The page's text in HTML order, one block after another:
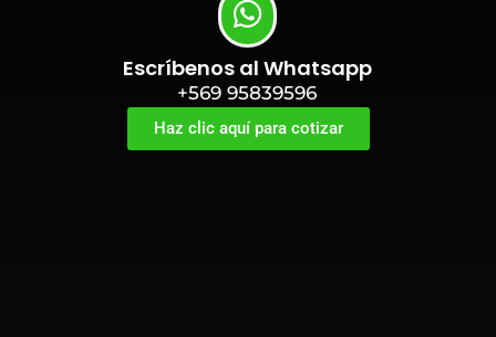
Escríbenos al Whatsapp
+569 95839596
Haz clic aquí para cotizar